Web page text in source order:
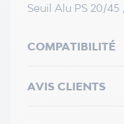
Seuil Alu PS 20/
COMPATIBILITÉ
AVIS CLIENTS